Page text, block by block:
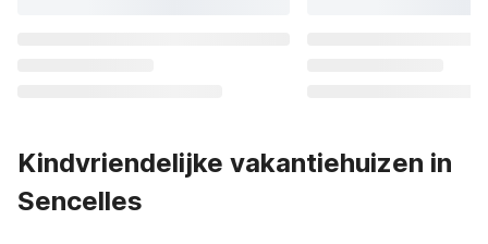
Kindvriendelijke vakantiehuizen in
Sencelles